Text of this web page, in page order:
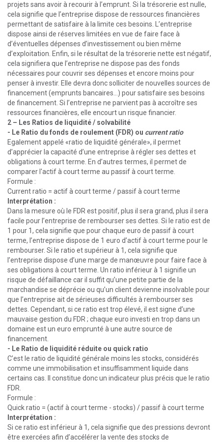
projets sans avoir à recourir à l’emprunt. Si la trésorerie est nulle,
cela signifie que l’entreprise dispose de ressources financières
permettant de satisfaire à la limite ces besoins. L’entreprise
dispose ainsi de réserves limitées en vue de faire face à
d’éventuelles dépenses d’investissement ou bien même
d’exploitation. Enfin, si le résultat de la trésorerie nette est négatif,
cela signifiera que l’entreprise ne dispose pas des fonds
nécessaires pour couvrir ses dépenses et encore moins pour
penser à investir. Elle devra donc solliciter de nouvelles sources de
financement (emprunts bancaires…) pour satisfaire ses besoins
de financement. Si l’entreprise ne parvient pas à accroître ses
ressources financières, elle encourt un risque financier.
2 – Les Ratios de liquidité / solvabilité
- Le Ratio du fonds de roulement (FDR) ou current ratio
Egalement appelé «ratio de liquidité générale», il permet
d’apprécier la capacité d’une entreprise à régler ses dettes et
obligations à court terme. En d’autres termes, il permet de
comparer l'actif à court terme au passif à court terme.
Formule :
Current ratio = actif à court terme / passif à court terme
Interprétation :
Dans la mesure où le FDR est positif, plus il sera grand, plus il sera
facile pour l’entreprise de rembourser ses dettes. Si le ratio est de
1 pour 1, cela signifie que pour chaque euro de passif à court
terme, l’entreprise dispose de 1 euro d’actif à court terme pour le
rembourser. Si le ratio et supérieur à 1, cela signifie que
l’entreprise dispose d’une marge de manœuvre pour faire face à
ses obligations à court terme. Un ratio inférieur à 1 signifie un
risque de défaillance car il suffit qu’une petite partie de la
marchandise se déprécie ou qu’un client devienne insolvable pour
que l’entreprise ait de sérieuses difficultés à rembourser ses
dettes. Cependant, si ce ratio est trop élevé, il est signe d’une
mauvaise gestion du FDR ; chaque euro investi en trop dans un
domaine est un euro emprunté à une autre source de
financement.
- Le Ratio de liquidité réduite ou quick ratio
C’est le ratio de liquidité générale moins les stocks, considérés
comme une immobilisation et insuffisamment liquide dans
certains cas. Il constitue donc un indicateur plus précis que le ratio
FDR.
Formule :
Quick ratio = (actif à court terme - stocks) / passif à court terme
Interprétation :
Si ce ratio est inférieur à 1, cela signifie que des pressions devront
être exercées afin d’accélérer la vente des stocks de